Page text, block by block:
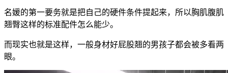
名媛的第一要务就是把自己的硬件条件提起来，所以胸肌腹肌
翘臀这样的标准配件怎么能少。
而现实也就是这样，一般身材好屁股翘的男孩子都会被多看两
眼。